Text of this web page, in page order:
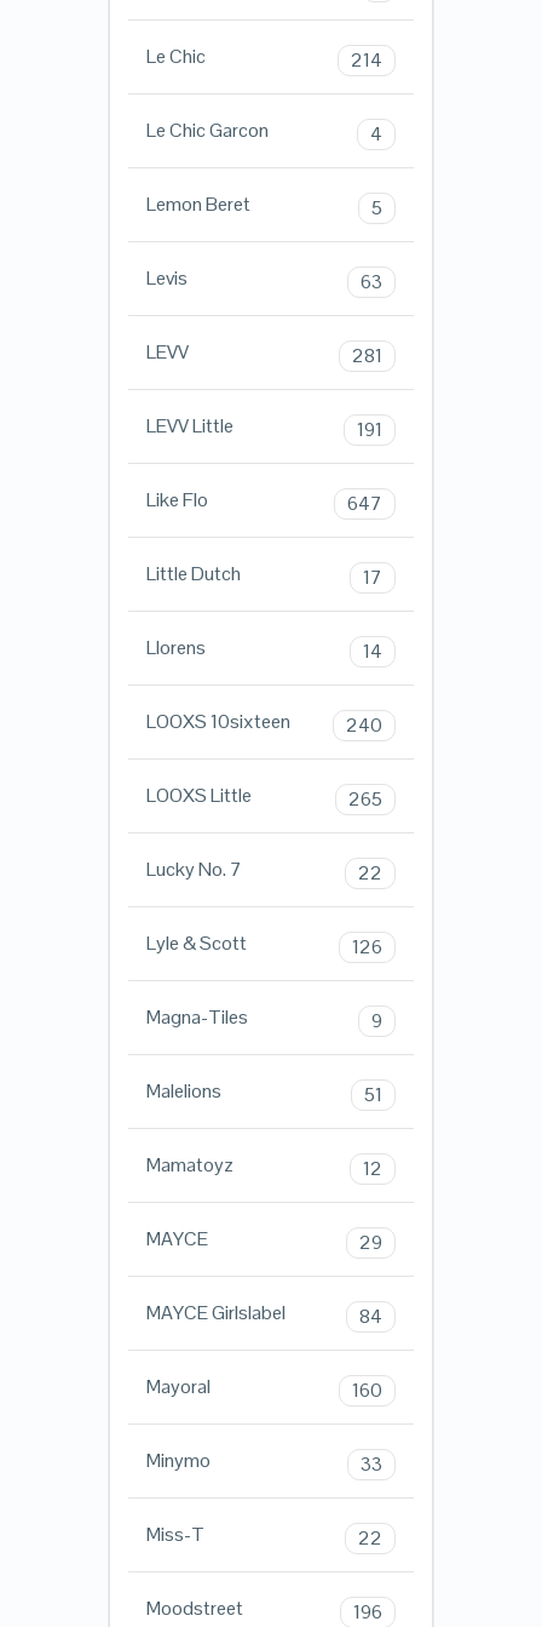
Le Chic 214
Le Chic Garcon 4
Lemon Beret 5
Levis 63
LEVV 281
LEVV Little 191
Like Flo 647
Little Dutch 17
Llorens 14
LOOXS 10sixteen 240
LOOXS Little 265
Lucky No. 7 22
Lyle & Scott 126
Magna-Tiles 9
Malelions 51
Mamatoyz 12
MAYCE 29
MAYCE Girlslabel 84
Mayoral 160
Minymo 33
Miss-T 22
Moodstreet 196